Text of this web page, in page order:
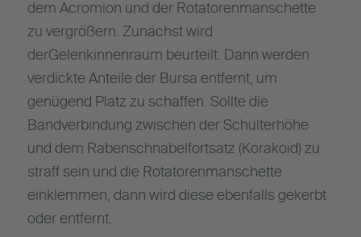
dem Acromion und der Rotatorenmanschette
zu vergrößern. Zunächst wird
derGelenkinnenraum beurteilt. Dann werden
verdickte Anteile der Bursa entfernt, um
genügend Platz zu schaffen. Sollte die
Bandverbindung zwischen der Schulterhöhe
und dem Rabenschnabelfortsatz (Korakoid) zu
straff sein und die Rotatorenmanschette
einklemmen, dann wird diese ebenfalls gekerbt
oder entfernt.